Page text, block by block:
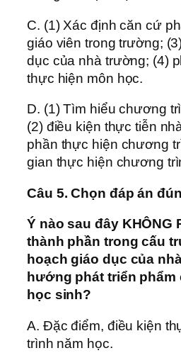
C. (1) Xác định căn cứ
giáo viên trong trường;
dục của nhà trường; (4)
thực hiện môn học.
D. (1) Tìm hiểu chương
(2) điều kiện thực tiễn
phần thực hiện chương
gian thực hiện chương
Câu 5. Chọn đáp án
Ý nào sau đây KHÔNG
thành phần trong cấu
hoạch giáo dục của
hướng phát triển phẩm
học sinh?
A. Đặc điểm, điều kiện
trình năm học.